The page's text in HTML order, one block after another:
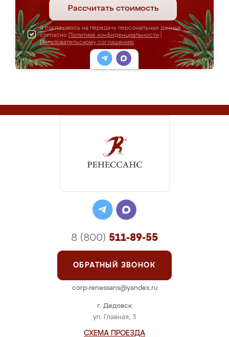
Рассчитать стоимость
Я соглашаюсь на передачу персональных данных
согласно Политике конфиденциальности
Пользовательскому соглашению
г. Дедовск
ул. Главная, 3
СХЕМА ПРОЕЗДА
8 (800) 511-89-55
ОБРАТНЫЙ ЗВОНОК
corp-renessans@yandex.ru